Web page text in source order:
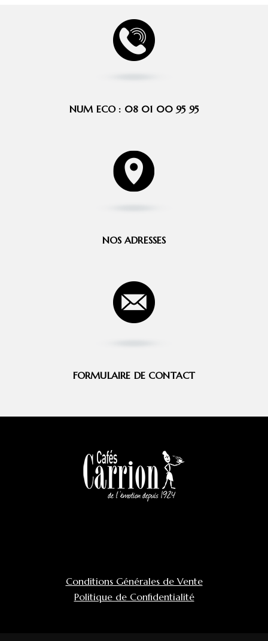
NUM ECO : 08 01 00 95 95
NOS ADRESSES
FORMULAIRE DE CONTACT
Conditions Générales de Vente
Politique de Confidentialité